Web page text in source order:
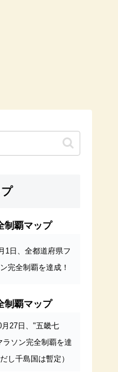
制覇マップ
1日、全都道府県フ
完全制覇を達成！
制覇マップ
月27日、"五畿七
ラソン完全制覇を達
し千島国は暫定）